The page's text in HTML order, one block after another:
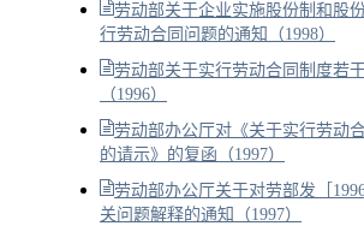
劳动部关于企业实施股份制和股
行劳动合同问题的通知（1998）
劳动部关于实行劳动合同制度若
（1996）
劳动部办公厅对《关于实行劳动
的请示》的复函（1997）
劳动部办公厅关于对劳部发［
关问题解释的通知（1997）